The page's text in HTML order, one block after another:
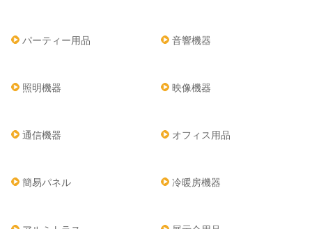
パーティー用品 音響機器
照明機器 映像機器
通信機器 オフィス用品
簡易パネル 冷暖房機器